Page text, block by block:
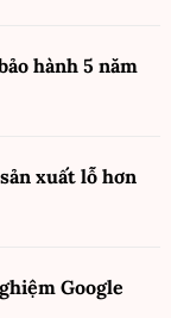
hành 5 năm
xuất lỗ hơn
Google